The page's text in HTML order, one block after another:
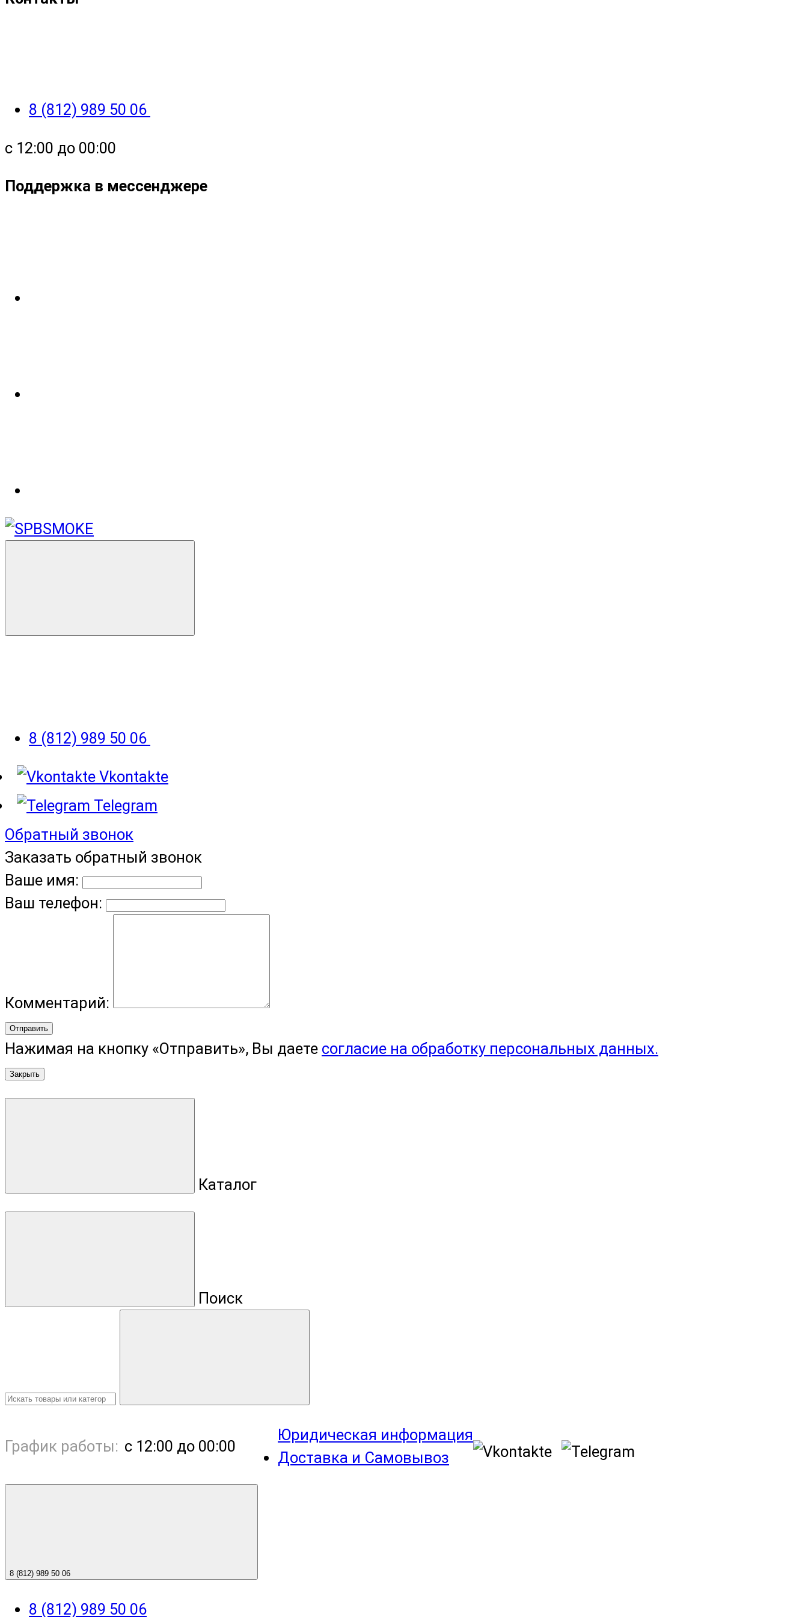
8 (812) 989 50 06
с 12:00 до 00:00
Поддержка в мессенджере
8 (812) 989 50 06
Vkontakte
Telegram
Обратный звонок
Заказать обратный звонок
Ваше имя:
Ваш телефон:
Комментарий:
Отправить
Нажимая на кнопку «Отправить», Вы даете согласие на обработку персональных данных.
Закрыть
Каталог
Поиск
График работы: с 12:00 до 00:00
Юридическая информация
Доставка и Самовывоз
8 (812) 989 50 06
8 (812) 989 50 06